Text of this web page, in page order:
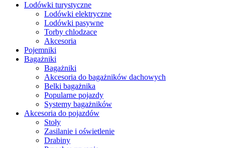
Lodówki turystyczne
Lodówki elektryczne
Lodówki pasywne
Torby chlodzace
Akcesoria
Pojemniki
Bagażniki
Bagażniki
Akcesoria do bagażników dachowych
Belki bagażnika
Popularne pojazdy
Systemy bagażników
Akcesoria do pojazdów
Stoły
Zasilanie i oświetlenie
Drabiny